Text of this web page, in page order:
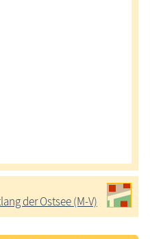
der Ostsee (M-V)